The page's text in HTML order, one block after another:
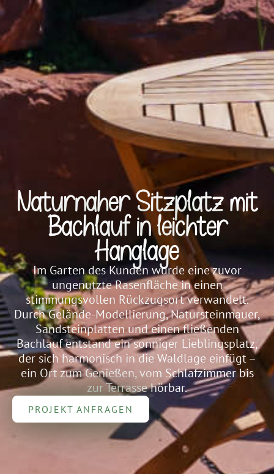
Naturnaher Sitzplatz mit
Bachlauf in leichter
Hanglage
Im Garten des Kunden wurde eine zuvor
ungenutzte Rasenfläche in einen
stimmungsvollen Rückzugsort verwandelt.
Durch Gelände-Modellierung, Natursteinmauer,
Sandsteinplatten und einen fließenden
Bachlauf entstand ein sonniger Lieblingsplatz,
der sich harmonisch in die Waldlage einfügt –
ein Ort zum Genießen, vom Schlafzimmer bis
zur Terrasse hörbar.
PROJEKT ANFRAGEN